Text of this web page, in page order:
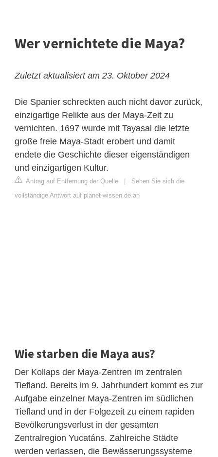
Wer vernichtete die Maya?
Zuletzt aktualisiert am 23. Oktober 2024
Die Spanier schreckten auch nicht davor zurück,
einzigartige Relikte aus der Maya-Zeit zu
vernichten. 1697 wurde mit Tayasal die letzte
große freie Maya-Stadt erobert und damit
endete die Geschichte dieser eigenständigen
und einzigartigen Kultur.
Antrag auf Entfernung der Quelle
Sehen Sie sich die
vollständige Antwort auf planet-wissen.de an
Wie starben die Maya aus?
Der Kollaps der Maya-Zentren im zentralen
Tiefland. Bereits im 9. Jahrhundert kommt es zur
Aufgabe einzelner Maya-Zentren im südlichen
Tiefland und in der Folgezeit zu einem rapiden
Bevölkerungsverlust in der gesamten
Zentralregion Yucatáns. Zahlreiche Städte
werden verlassen, die Bewässerungssysteme